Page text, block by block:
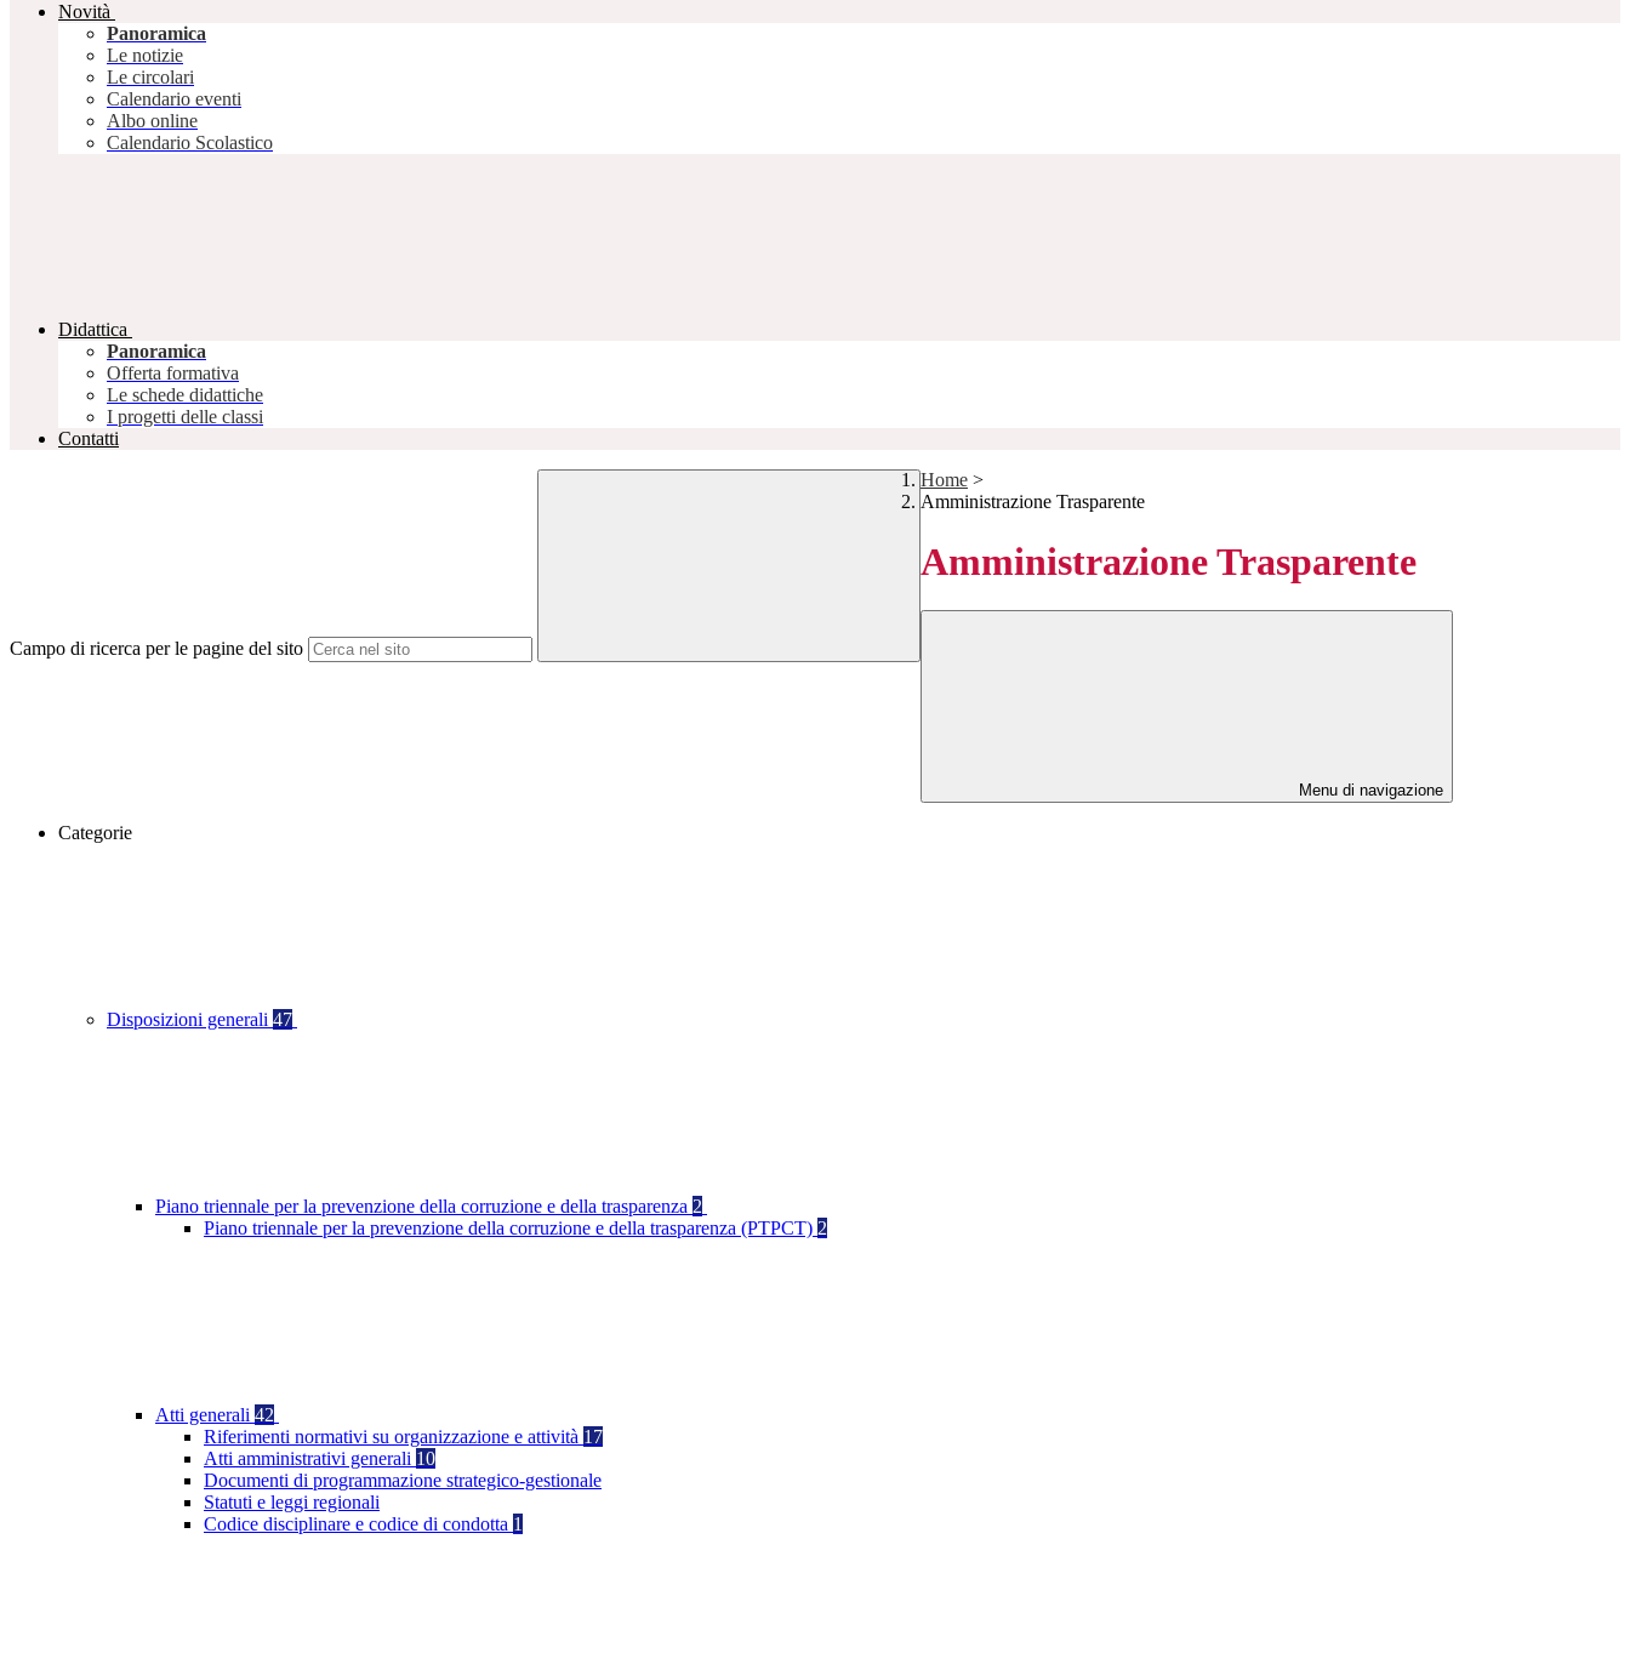
Novità
Panoramica
Le notizie
Le circolari
Calendario eventi
Albo online
Calendario Scolastico
Didattica
Panoramica
Offerta formativa
Le schede didattiche
I progetti delle classi
Contatti
Campo di ricerca per le pagine del sito
Home >
Amministrazione Trasparente
Amministrazione Trasparente
Menu di navigazione
Categorie
Disposizioni generali 47
Piano triennale per la prevenzione della corruzione e della trasparenza 2
Piano triennale per la prevenzione della corruzione e della trasparenza (PTPCT) 2
Atti generali 42
Riferimenti normativi su organizzazione e attività 17
Atti amministrativi generali 10
Documenti di programmazione strategico-gestionale
Statuti e leggi regionali
Codice disciplinare e codice di condotta 1